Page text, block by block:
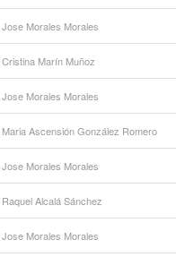
Jose Morales Morales
Cristina Marín Muñoz
Jose Morales Morales
Maria Ascensión González Romero
Jose Morales Morales
Raquel Alcalá Sánchez
Jose Morales Morales